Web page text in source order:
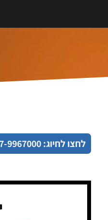
לחצו לחיוג: 077-9967000